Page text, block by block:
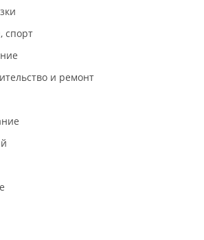
спорт
и ремонт